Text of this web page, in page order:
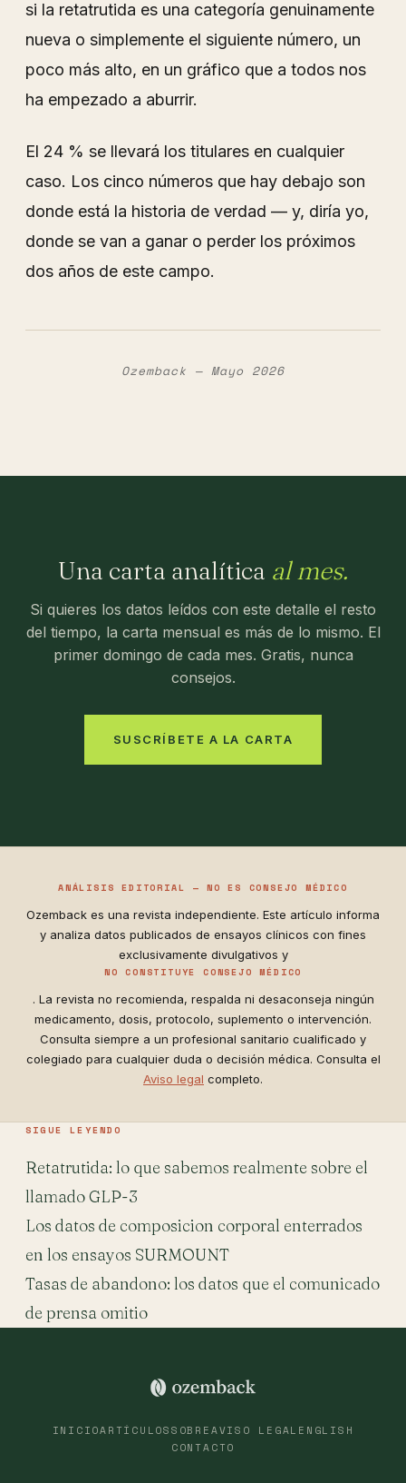
si la retatrutida es una categoría genuinamente
nueva o simplemente el siguiente número, un
poco más alto, en un gráfico que a todos nos
ha empezado a aburrir.
El 24 % se llevará los titulares en cualquier
caso. Los cinco números que hay debajo son
donde está la historia de verdad — y, diría yo,
donde se van a ganar o perder los próximos
dos años de este campo.
Ozemback — Mayo 2026
Una carta analítica al mes.
Si quieres los datos leídos con este detalle el resto
del tiempo, la carta mensual es más de lo mismo. El
primer domingo de cada mes. Gratis, nunca
consejos.
SUSCRÍBETE A LA CARTA
ANÁLISIS EDITORIAL — NO ES CONSEJO MÉDICO
Ozemback es una revista independiente. Este artículo informa
y analiza datos publicados de ensayos clínicos con fines
exclusivamente divulgativos y
NO CONSTITUYE CONSEJO MÉDICO
. La revista no recomienda, respalda ni desaconseja ningún
medicamento, dosis, protocolo, suplemento o intervención.
Consulta siempre a un profesional sanitario cualificado y
colegiado para cualquier duda o decisión médica. Consulta el
Aviso legal completo.
SIGUE LEYENDO
Retatrutida: lo que sabemos realmente sobre el
llamado GLP-3
Los datos de composicion corporal enterrados
en los ensayos SURMOUNT
Tasas de abandono: los datos que el comunicado
de prensa omitio
INICIOARTÍCULOSSOBREAVISO LEGAL ENGLISH
CONTACTO